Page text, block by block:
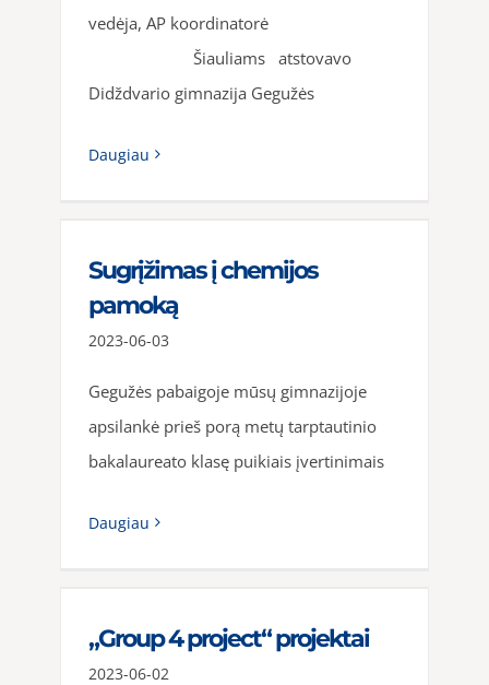
vedėja, AP koordinatorė
Šiauliams atstovavo
Didždvario gimnazija Gegužės
Daugiau
Sugrįžimas į chemijos
pamoką
2023-06-03
Gegužės pabaigoje mūsų gimnazijoje
apsilankė prieš porą metų tarptautinio
bakalaureato klasę puikiais įvertinimais
Daugiau
„Group 4 project“ projektai
2023-06-02